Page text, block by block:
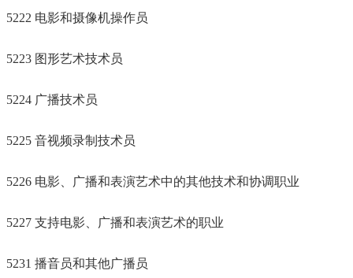
5222 电影和摄像机操作员
5223 图形艺术技术员
5224 广播技术员
5225 音视频录制技术员
5226 电影、广播和表演艺术中的其他技术和协调职业
5227 支持电影、广播和表演艺术的职业
5231 播音员和其他广播员